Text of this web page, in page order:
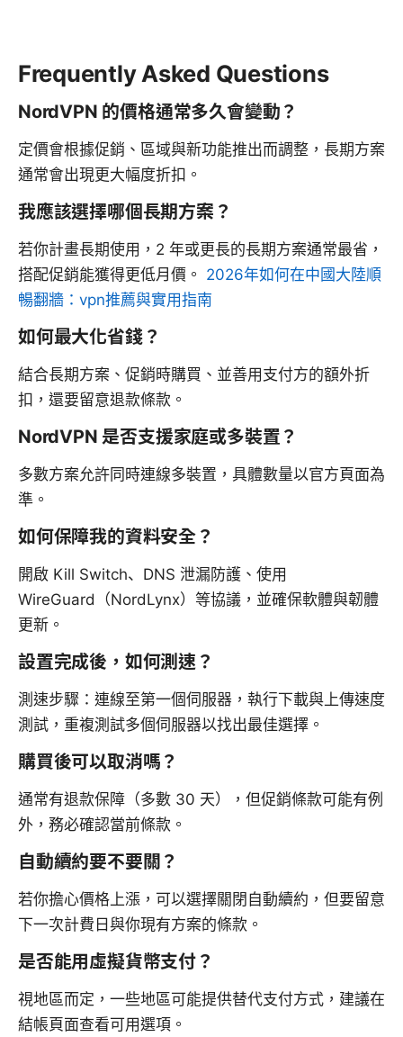
Frequently Asked Questions
NordVPN 的價格通常多久會變動？
定價會根據促銷、區域與新功能推出而調整，長期方案
通常會出現更大幅度折扣。
我應該選擇哪個長期方案？
若你計畫長期使用，2 年或更長的長期方案通常最省，
搭配促銷能獲得更低月價。 2026年如何在中國大陸順
暢翻牆：vpn推薦與實用指南
如何最大化省錢？
結合長期方案、促銷時購買、並善用支付方的額外折
扣，還要留意退款條款。
NordVPN 是否支援家庭或多裝置？
多數方案允許同時連線多裝置，具體數量以官方頁面為
準。
如何保障我的資料安全？
開啟 Kill Switch、DNS 泄漏防護、使用
WireGuard（NordLynx）等協議，並確保軟體與韌體
更新。
設置完成後，如何測速？
測速步驟：連線至第一個伺服器，執行下載與上傳速度
測試，重複測試多個伺服器以找出最佳選擇。
購買後可以取消嗎？
通常有退款保障（多數 30 天），但促銷條款可能有例
外，務必確認當前條款。
自動續約要不要關？
若你擔心價格上漲，可以選擇關閉自動續約，但要留意
下一次計費日與你現有方案的條款。
是否能用虛擬貨幣支付？
視地區而定，一些地區可能提供替代支付方式，建議在
結帳頁面查看可用選項。